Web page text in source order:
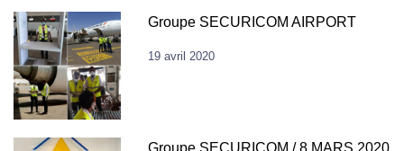
Groupe SECURICOM AIRPORT
19 avril 2020
Groupe SECURICOM / 8 MARS 2020